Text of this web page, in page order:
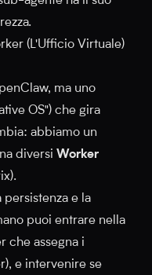
(L'Ufficio Virtuale)
ma uno
OS") che gira
abbiamo un
diversi Worker
persistenza e la
puoi entrare nella
che assegna i
e intervenire se